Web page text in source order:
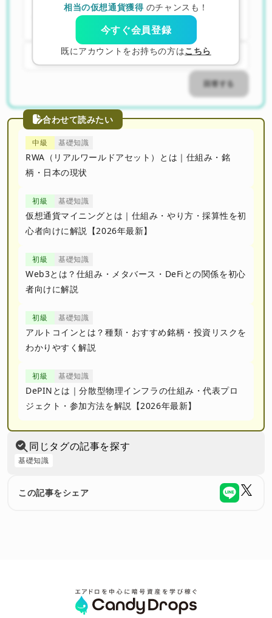
相当の仮想通貨獲得 のチャンスも！
今すぐ会員登録
既にアカウントをお持ちの方はこちら
B. いいえ、書き換えるのは非常に困難で
C. 誰にもわかりません。
回答する
合わせて読みたい
中級 基礎知識
RWA（リアルワールドアセット）とは｜仕組み・銘
柄・日本の現状
初級 基礎知識
仮想通貨マイニングとは｜仕組み・やり方・採算性を初
心者向けに解説【2026年最新】
初級 基礎知識
Web3とは？仕組み・メタバース・DeFiとの関係を初心
者向けに解説
初級 基礎知識
アルトコインとは？種類・おすすめ銘柄・投資リスクを
わかりやすく解説
初級 基礎知識
DePINとは｜分散型物理インフラの仕組み・代表プロ
ジェクト・参加方法を解説【2026年最新】
同じタグの記事を探す
基礎知識
この記事をシェア